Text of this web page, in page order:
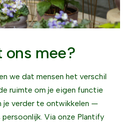
ons mee?
we dat mensen het verschil
ruimte om je eigen functie
je verder te ontwikkelen —
Via onze Plantify